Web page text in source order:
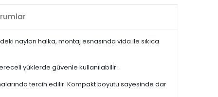
naylon halka, montaj esnasında vida ile sıkıca
yüklerde güvenle kullanılabilir.
tercih edilir. Kompakt boyutu sayesinde dar